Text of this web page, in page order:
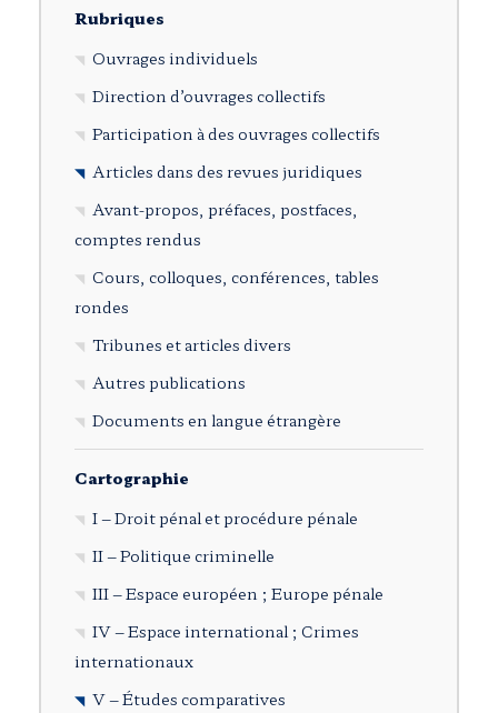
Rubriques
Ouvrages individuels
Direction d’ouvrages collectifs
Participation à des ouvrages collectifs
Articles dans des revues juridiques
Avant-propos, préfaces, postfaces,
comptes rendus
Cours, colloques, conférences, tables
rondes
Tribunes et articles divers
Autres publications
Documents en langue étrangère
Cartographie
I – Droit pénal et procédure pénale
II – Politique criminelle
III – Espace européen ; Europe pénale
IV – Espace international ; Crimes
internationaux
V – Études comparatives